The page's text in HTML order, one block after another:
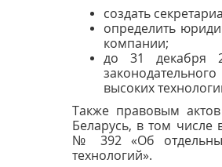
создать
определить
компании;
до 31 декабря
высоких
Также правовым
Беларусь, в том числе
№ 392 «Об
технологий».